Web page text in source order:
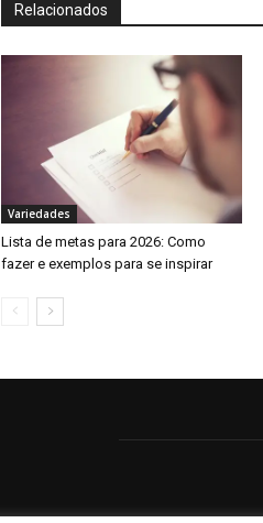
Relacionados
Variedades
Lista de metas para 2026: Como
fazer e exemplos para se inspirar